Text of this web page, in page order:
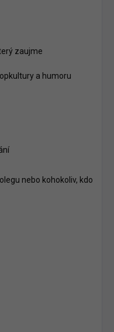
zaujme
a humoru
nebo kohokoliv, kdo